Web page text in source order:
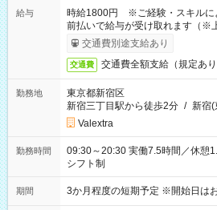
給与
時給1800円 ※ご経験・スキルに
前払いで給与が受け取れます（※
交通費別途支給あり
交通費 交通費全額支給（規定あり
勤務地
東京都新宿区
新宿三丁目駅から徒歩2分 / 新宿(
Valextra
勤務時間
09:30～20:30 実働7.5時間／休憩1.5時間 営業時間に合わせた
シフト制
期間 3か月程度の短期予定 ※開始日は